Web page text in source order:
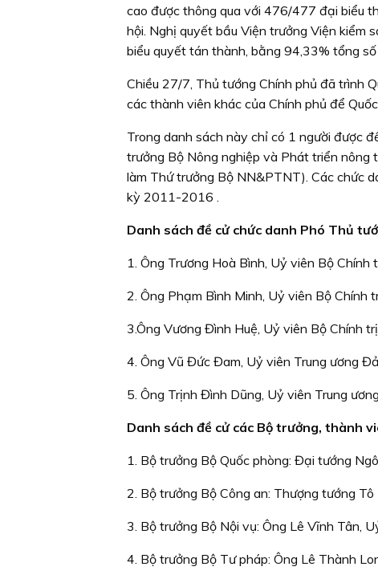
cao được thông qua với 476/477 đại biểu
hội. Nghị quyết bầu Viện trưởng Viện kiểm
biểu quyết tán thành, bằng 94,33% tổng số
Chiều 27/7, Thủ tướng Chính phủ đã trình
các thành viên khác của Chính phủ để
Trong danh sách này chỉ có 1 người được
trưởng Bộ Nông nghiệp và Phát triển
làm Thứ trưởng Bộ NN&PTNT). Các chức
kỳ 2011-2016 .
Danh sách đề cử chức danh Phó Thủ
1. Ông Trương Hoà Bình, Uỷ viên Bộ Chính
2. Ông Phạm Bình Minh, Uỷ viên Bộ Chính
3.Ông Vương Đình Huệ, Uỷ viên Bộ Chính
4. Ông Vũ Đức Đam, Uỷ viên Trung ương
5. Ông Trịnh Đình Dũng, Uỷ viên Trung
Danh sách đề cử các Bộ trưởng, thành
1. Bộ trưởng Bộ Quốc phòng: Đại tướng
2. Bộ trưởng Bộ Công an: Thượng tướng
3. Bộ trưởng Bộ Nội vụ: Ông Lê Vĩnh Tân,
4. Bộ trưởng Bộ Tư pháp: Ông Lê Thành